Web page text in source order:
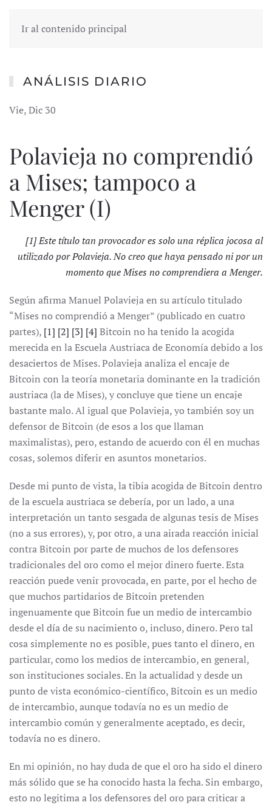
Ir al contenido principal
ANÁLISIS DIARIO
Vie, Dic 30
Polavieja no comprendió
a Mises; tampoco a
Menger (I)
[1]Este título tan provocador es solo una réplica jocosa al
utilizado por Polavieja. No creo que haya pensado ni por un
momento que Mises no comprendiera a Menger.
Según afirma Manuel Polavieja en su artículo titulado
“Mises no comprendió a Menger” (publicado en cuatro
partes), [1] [2] [3] [4] Bitcoin no ha tenido la acogida
merecida en la Escuela Austriaca de Economía debido a los
desaciertos de Mises. Polavieja analiza el encaje de
Bitcoin con la teoría monetaria dominante en la tradición
austriaca (la de Mises), y concluye que tiene un encaje
bastante malo. Al igual que Polavieja, yo también soy un
defensor de Bitcoin (de esos a los que llaman
maximalistas), pero, estando de acuerdo con él en muchas
cosas, solemos diferir en asuntos monetarios.
Desde mi punto de vista, la tibia acogida de Bitcoin dentro
de la escuela austriaca se debería, por un lado, a una
interpretación un tanto sesgada de algunas tesis de Mises
(no a sus errores), y, por otro, a una airada reacción inicial
contra Bitcoin por parte de muchos de los defensores
tradicionales del oro como el mejor dinero fuerte. Esta
reacción puede venir provocada, en parte, por el hecho de
que muchos partidarios de Bitcoin pretenden
ingenuamente que Bitcoin fue un medio de intercambio
desde el día de su nacimiento o, incluso, dinero. Pero tal
cosa simplemente no es posible, pues tanto el dinero, en
particular, como los medios de intercambio, en general,
son instituciones sociales. En la actualidad y desde un
punto de vista económico-científico, Bitcoin es un medio
de intercambio, aunque todavía no es un medio de
intercambio común y generalmente aceptado, es decir,
todavía no es dinero.
En mi opinión, no hay duda de que el oro ha sido el dinero
más sólido que se ha conocido hasta la fecha. Sin embargo,
esto no legitima a los defensores del oro para criticar a